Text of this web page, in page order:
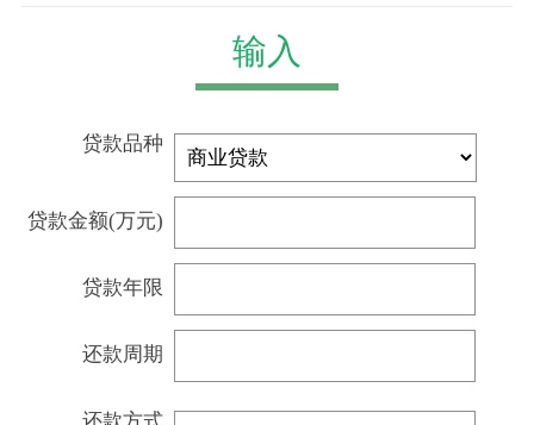
输入
贷款品种
贷款金额(万元)
贷款年限
还款周期
还款方式